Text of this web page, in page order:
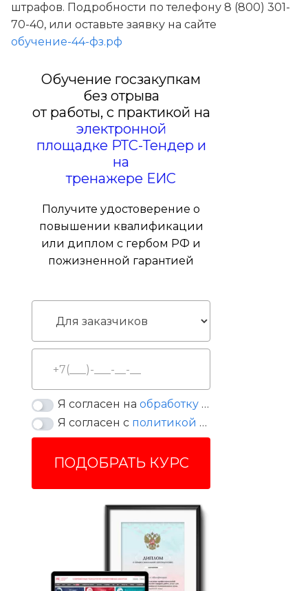
штрафов. Подробности по телефону 8 (800) 301-
70-40, или оставьте заявку на сайте
обучение-44-фз.рф
Обучение госзакупкам
без отрыва
от работы, с практикой на
электронной
площадке РТС-Тендер и
на
тренажере ЕИС
Получите удостоверение о
повышении квалификации
или диплом с гербом РФ и
пожизненной гарантией
Я согласен на обработку персональных данных
Я согласен с политикой конфиденциальности